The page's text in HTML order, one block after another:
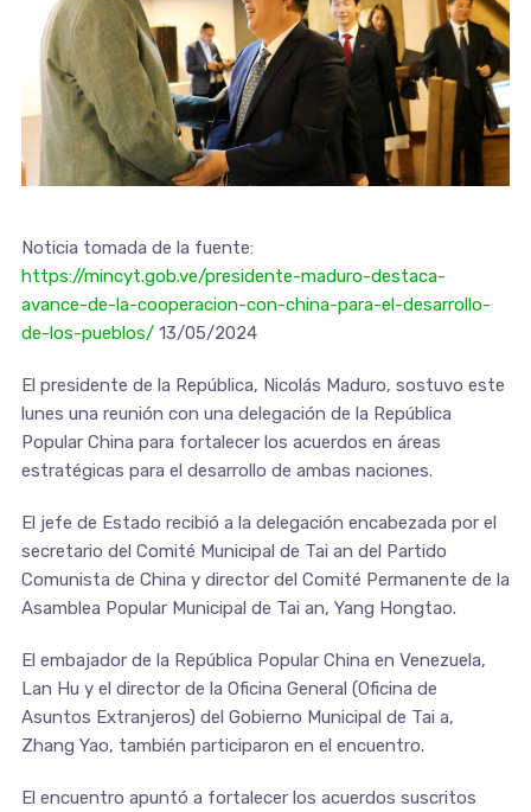
Noticia tomada de la fuente:
https://mincyt.gob.ve/presidente-maduro-destaca-
avance-de-la-cooperacion-con-china-para-el-desarrollo-
de-los-pueblos/13/05/2024
El presidente de la República, Nicolás Maduro, sostuvo este
lunes una reunión con una delegación de la República
Popular China para fortalecer los acuerdos en áreas
estratégicas para el desarrollo de ambas naciones.
El jefe de Estado recibió a la delegación encabezada por el
secretario del Comité Municipal de Tai an del Partido
Comunista de China y director del Comité Permanente de la
Asamblea Popular Municipal de Tai an, Yang Hongtao.
El embajador de la República Popular China en Venezuela,
Lan Hu y el director de la Oficina General (Oficina de
Asuntos Extranjeros) del Gobierno Municipal de Tai a,
Zhang Yao, también participaron en el encuentro.
El encuentro apuntó a fortalecer los acuerdos suscritos